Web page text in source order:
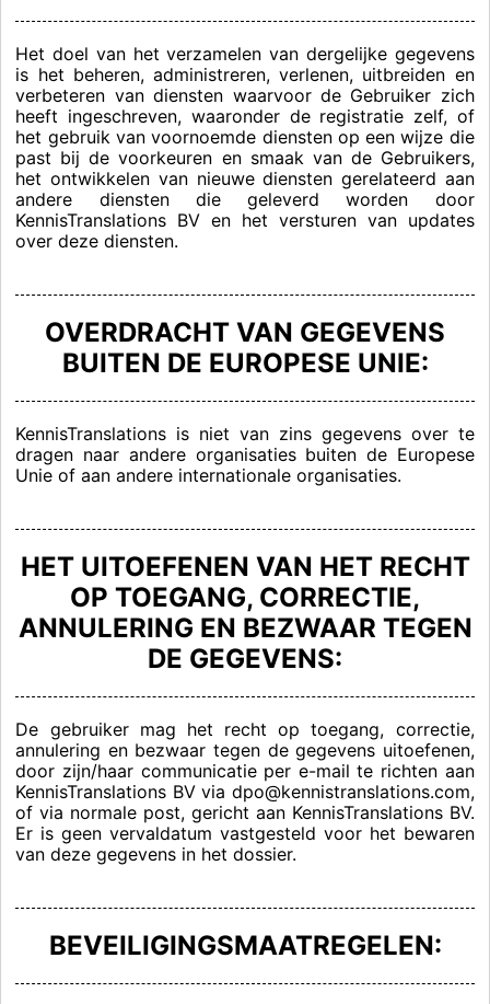
Het doel van het verzamelen van dergelijke gegevens
is het beheren, administreren, verlenen, uitbreiden en
verbeteren van diensten waarvoor de Gebruiker zich
heeft ingeschreven, waaronder de registratie zelf, of
het gebruik van voornoemde diensten op een wijze die
past bij de voorkeuren en smaak van de Gebruikers,
het ontwikkelen van nieuwe diensten gerelateerd aan
andere diensten die geleverd worden door
KennisTranslations BV en het versturen van updates
over deze diensten.
OVERDRACHT VAN GEGEVENS
BUITEN DE EUROPESE UNIE:
KennisTranslations is niet van zins gegevens over te
dragen naar andere organisaties buiten de Europese
Unie of aan andere internationale organisaties.
HET UITOEFENEN VAN HET RECHT
OP TOEGANG, CORRECTIE,
ANNULERING EN BEZWAAR TEGEN
DE GEGEVENS:
De gebruiker mag het recht op toegang, correctie,
annulering en bezwaar tegen de gegevens uitoefenen,
door zijn/haar communicatie per e-mail te richten aan
KennisTranslations BV via dpo@kennistranslations.com,
of via normale post, gericht aan KennisTranslations BV.
Er is geen vervaldatum vastgesteld voor het bewaren
van deze gegevens in het dossier.
BEVEILIGINGSMAATREGELEN: